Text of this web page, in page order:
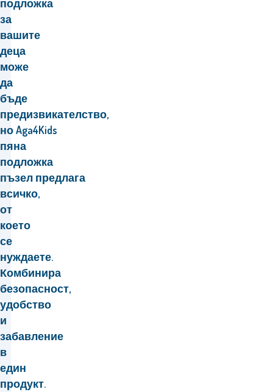
подложка
за
вашите
деца
може
да
бъде
предизвикателство,
но Aga4Kids
пяна
подложка
пъзел предлага
всичко,
от
което
се
нуждаете.
Комбинира
безопасност,
удобство
и
забавление
в
един
продукт.